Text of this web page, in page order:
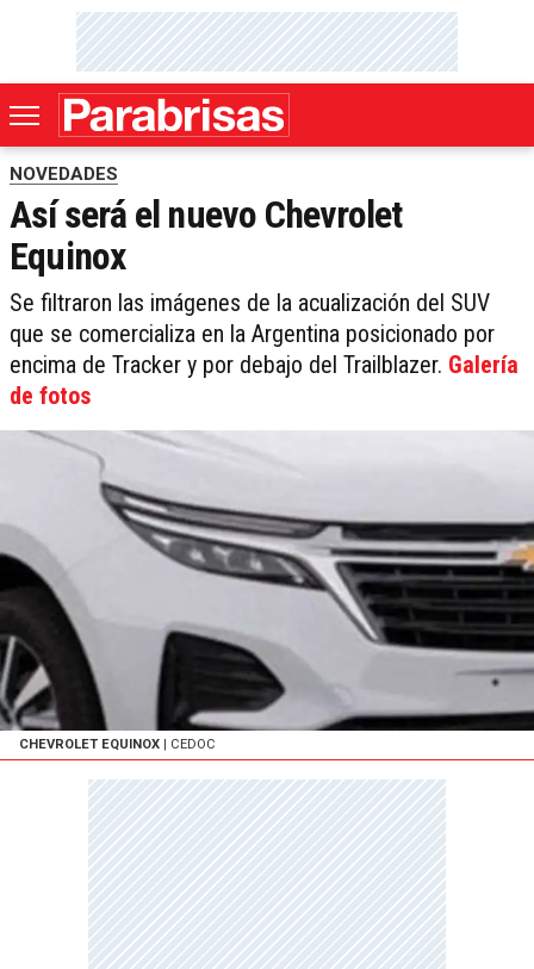
NOVEDADES
Así será el nuevo Chevrolet
Equinox
Se filtraron las imágenes de la acualización del SUV
que se comercializa en la Argentina posicionado por
encima de Tracker y por debajo del Trailblazer. Galería
de fotos
CHEVROLET EQUINOX | CEDOC